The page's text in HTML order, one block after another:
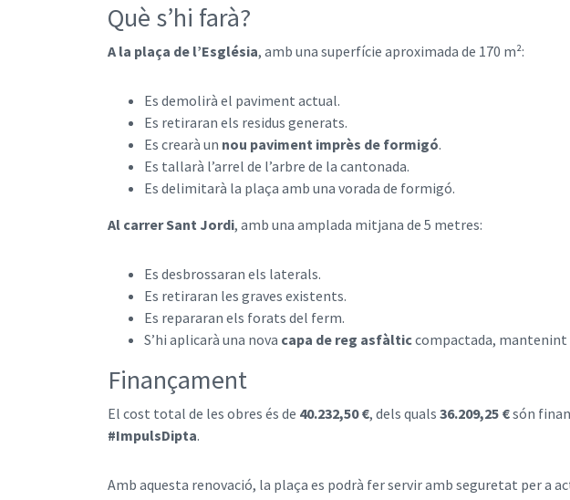
Què s’hi farà?
A la plaça de l’Església, amb una superfície aproximada de 170 m²:
Es demolirà el paviment actual.
Es retiraran els residus generats.
Es crearà un nou paviment imprès de formigó.
Es tallarà l’arrel de l’arbre de la cantonada.
Es delimitarà la plaça amb una vorada de formigó.
Al carrer Sant Jordi, amb una amplada mitjana de 5 metres:
Es desbrossaran els laterals.
Es retiraran les graves existents.
Es repararan els forats del ferm.
S’hi aplicarà una nova capa de reg asfàlticcompactada, mantenint
Finançament
El cost total de les obres és de 40.232,50 €, dels quals 36.209,25 €són
#ImpulsDipta.
Amb aquesta renovació, la plaça es podrà fer servir amb seguretat per a